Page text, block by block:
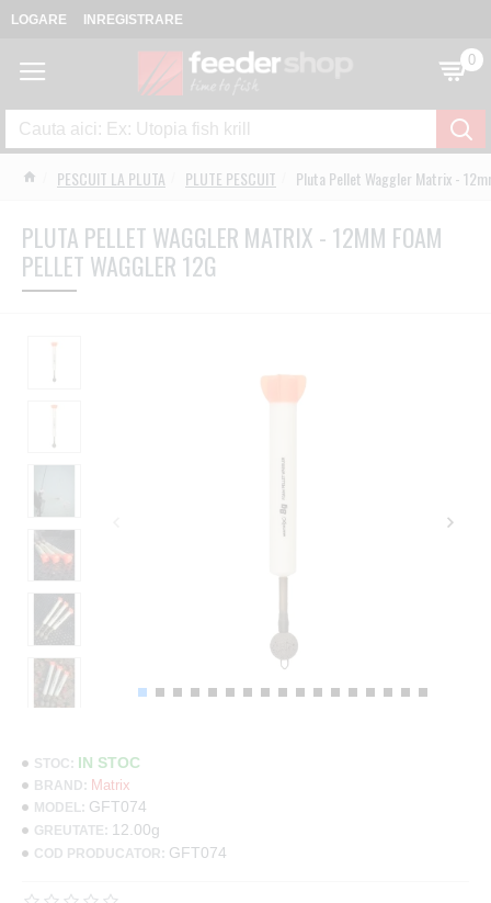
LOGARE INREGISTRARE
0
PESCUIT LA PLUTA PLUTE PESCUIT Pluta Pellet Waggler Matrix -
PLUTA PELLET WAGGLER MATRIX - 12MM FOAM
PELLET WAGGLER 12G
STOC: IN STOC
BRAND: Matrix
MODEL: GFT074
GREUTATE: 12.00g
COD PRODUCATOR: GFT074